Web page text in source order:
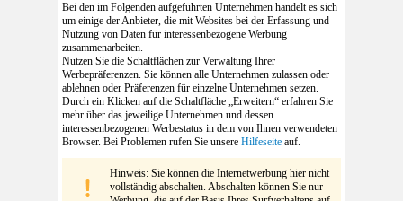
Bei den im Folgenden aufgeführten Unternehmen handelt es sich
um einige der Anbieter, die mit Websites bei der Erfassung und
Nutzung von Daten für interessenbezogene Werbung
zusammenarbeiten.
Nutzen Sie die Schaltflächen zur Verwaltung Ihrer
Werbepräferenzen. Sie können alle Unternehmen zulassen oder
ablehnen oder Präferenzen für einzelne Unternehmen setzen.
Durch ein Klicken auf die Schaltfläche „Erweitern“ erfahren Sie
mehr über das jeweilige Unternehmen und dessen
interessenbezogenen Werbestatus in dem von Ihnen verwendeten
Browser. Bei Problemen rufen Sie unsere Hilfeseite auf.
Hinweis: Sie können die Internetwerbung hier nicht
vollständig abschalten. Abschalten können Sie nur